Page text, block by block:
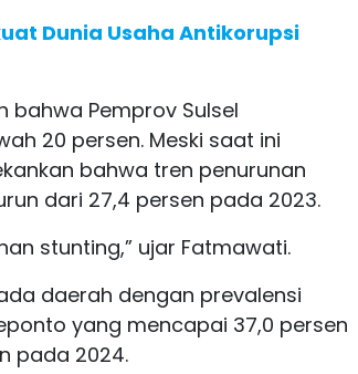
Dunia Usaha Antikorupsi
Pemprov Sulsel
20 persen. Meski saat ini
bahwa tren penurunan
dari 27,4 persen pada 2023.
stunting,” ujar Fatmawati.
daerah dengan prevalensi
yang mencapai 37,0 persen
pada 2024.